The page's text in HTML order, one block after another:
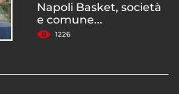
Napoli Basket, società
e comune...
1226